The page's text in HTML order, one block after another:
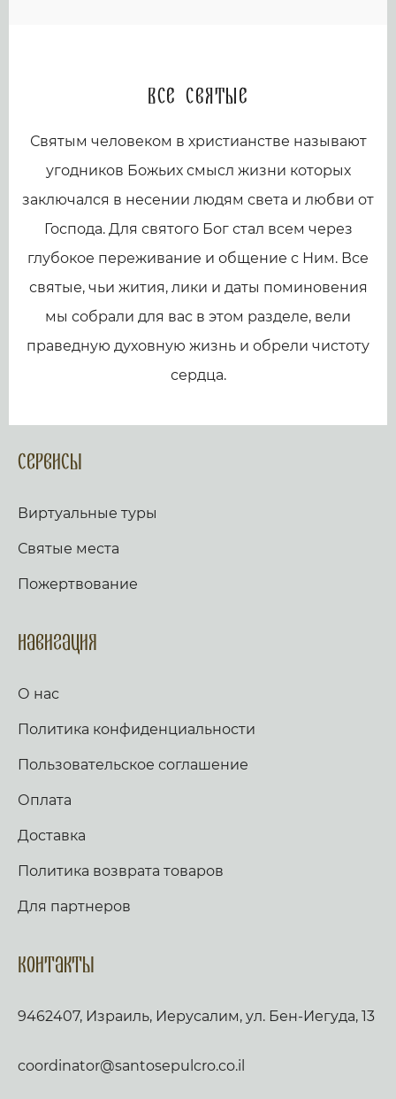
Все святые
Святым человеком в христианстве называют
угодников Божьих смысл жизни которых
заключался в несении людям света и любви от
Господа. Для святого Бог стал всем через
глубокое переживание и общение с Ним. Все
святые, чьи жития, лики и даты поминовения
мы собрали для вас в этом разделе, вели
праведную духовную жизнь и обрели чистоту
сердца.
Сервисы
Виртуальные туры
Святые места
Пожертвование
Навигация
О нас
Политика конфиденциальности
Пользовательское соглашение
Оплата
Доставка
Политика возврата товаров
Для партнеров
Контакты
9462407, Израиль, Иерусалим, ул. Бен-Иегуда, 13
coordinator@santosepulcro.co.il